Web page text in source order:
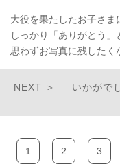
大役を果たしたお子さま
しっかり「ありがとう」
思わずお写真に残したく
いかがで
1 2 3